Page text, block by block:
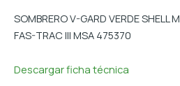
SOMBRERO V-GARD VERDE SHELL
FAS-TRAC III MSA 475370
Descargar ficha técnica